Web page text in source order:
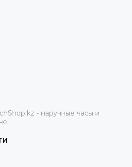
- наручные часы и